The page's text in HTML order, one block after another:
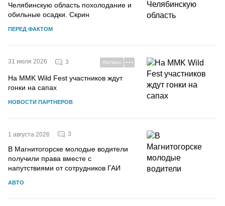
Челябинскую область похолодание и
обильные осадки. Скрин
ПЕРЕД ФАКТОМ
31 июля 2026 3 РЕКЛАМА
На MMK Wild Fest участников ждут
гонки на сапах
НОВОСТИ ПАРТНЕРОВ
1 августа 2026 3
В Магнитогорске молодые водители
получили права вместе с
напутствиями от сотрудников ГАИ
АВТО